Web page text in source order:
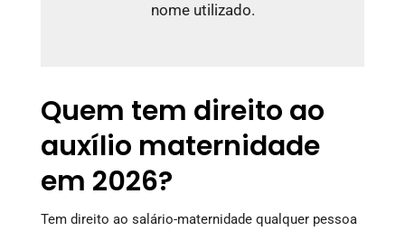
nome utilizado.
Quem tem direito ao
auxílio maternidade
em 2026?
Tem direito ao salário-maternidade qualquer pessoa